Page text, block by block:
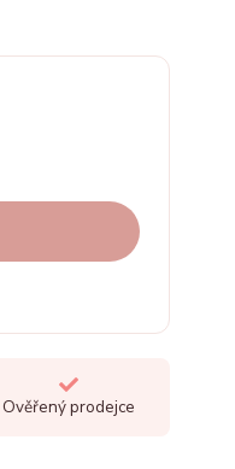
Ověřený prodejce